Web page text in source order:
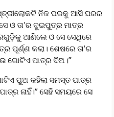
ନିଜ ଘରକୁ ଆସି ଘରର
ଓ ତା'ର ଦୁଇପୁତ୍ର ମାତ୍ର
ଆଣିଲେ ଓ ସେ ସେଥିରେ
ପୂର୍ଣ୍ଣ କଲା। ଶେଷରେ ତା'ର
ଗୋଟିଏ ପାତ୍ର ଦିଅ।”
ପୁଅ କହିଲା ସମସ୍ତ ପାତ୍ର
ନାହିଁ।” ସେହି ସମୟରେ ସେ